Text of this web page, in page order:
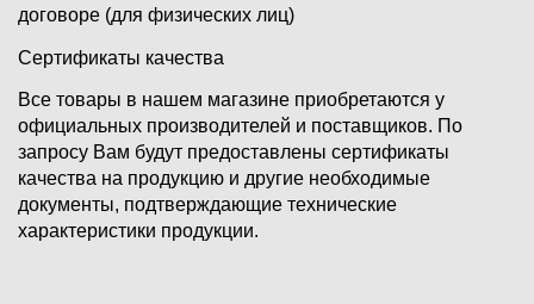
договоре (для физических лиц)
Сертификаты качества
Все товары в нашем магазине приобретаются у
официальных производителей и поставщиков. По
запросу Вам будут предоставлены сертификаты
качества на продукцию и другие необходимые
документы, подтверждающие технические
характеристики продукции.